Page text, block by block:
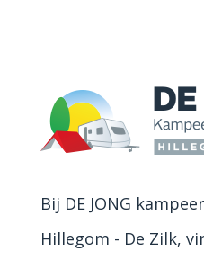
Bij DE JONG
Hillegom - De Zilk,